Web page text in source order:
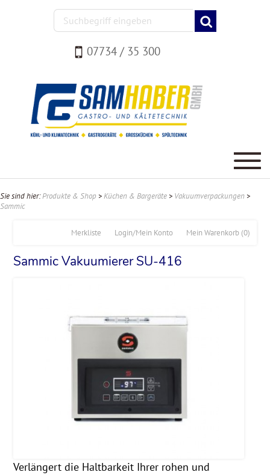
07734 / 35 300
Sie sind hier:Produkte & Shop >Küchen & Bargeräte > Vakuumverpackungen >
Sammic
Mein Warenkorb (0)
Login/Mein Konto
Merkliste
Sammic Vakuumierer SU-416
Verlängert die Haltbarkeit Ihrer rohen und